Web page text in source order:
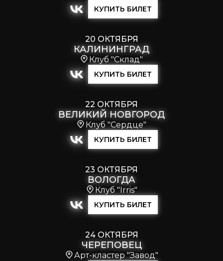
КУПИТЬ БИЛЕТ
20 ОКТЯБРЯ
КАЛИНИНГРАД
Клуб "Склад"
КУПИТЬ БИЛЕТ
22 ОКТЯБРЯ
ВЕЛИКИЙ НОВГОРОД
Клуб "Сердце"
КУПИТЬ БИЛЕТ
23 ОКТЯБРЯ
ВОЛОГДА
Клуб "Irris"
КУПИТЬ БИЛЕТ
24 ОКТЯБРЯ
ЧЕРЕПОВЕЦ
Арт-кластер "Завод"